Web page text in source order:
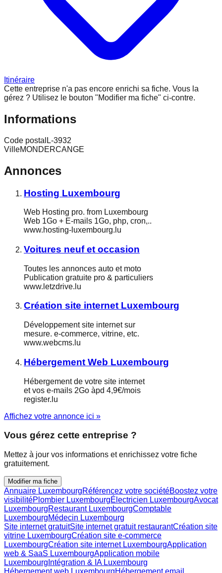
Itinéraire
Cette entreprise n'a pas encore enrichi sa fiche. Vous la
gérez ? Utilisez le bouton "Modifier ma fiche" ci-contre.
Informations
Code postal L-3932
VilleMONDERCANGE
Annonces
Hosting Luxembourg
Web Hosting pro. from Luxembourg
Web 1Go + E-mails 1Go, php, cron,..
www.hosting-luxembourg.lu
Voitures neuf et occasion
Toutes les annonces auto et moto
Publication gratuite pro & particuliers
www.letzdrive.lu
Création site internet Luxembourg
Développement site internet sur
mesure. e-commerce, vitrine, etc.
www.webcms.lu
Hébergement Web Luxembourg
Hébergement de votre site internet
et vos e-mails 2Go àpd 4,9€/mois
register.lu
Affichez votre annonce ici »
Vous gérez cette entreprise ?
Mettez à jour vos informations et enrichissez votre fiche
gratuitement.
Modifier ma fiche
Annuaire LuxembourgRéférencez votre sociétéBoostez votre
visibilitéPlombier LuxembourgÉlectricien LuxembourgAvocat
LuxembourgRestaurant LuxembourgComptable
LuxembourgMédecin Luxembourg
Site internet gratuitSite internet gratuit restaurantCréation site
vitrine LuxembourgCréation site e-commerce
LuxembourgCréation site internet LuxembourgApplication
web & SaaS LuxembourgApplication mobile
Luxembourg Intégration & IA Luxembourg
Hébergement web LuxembourgHébergement email